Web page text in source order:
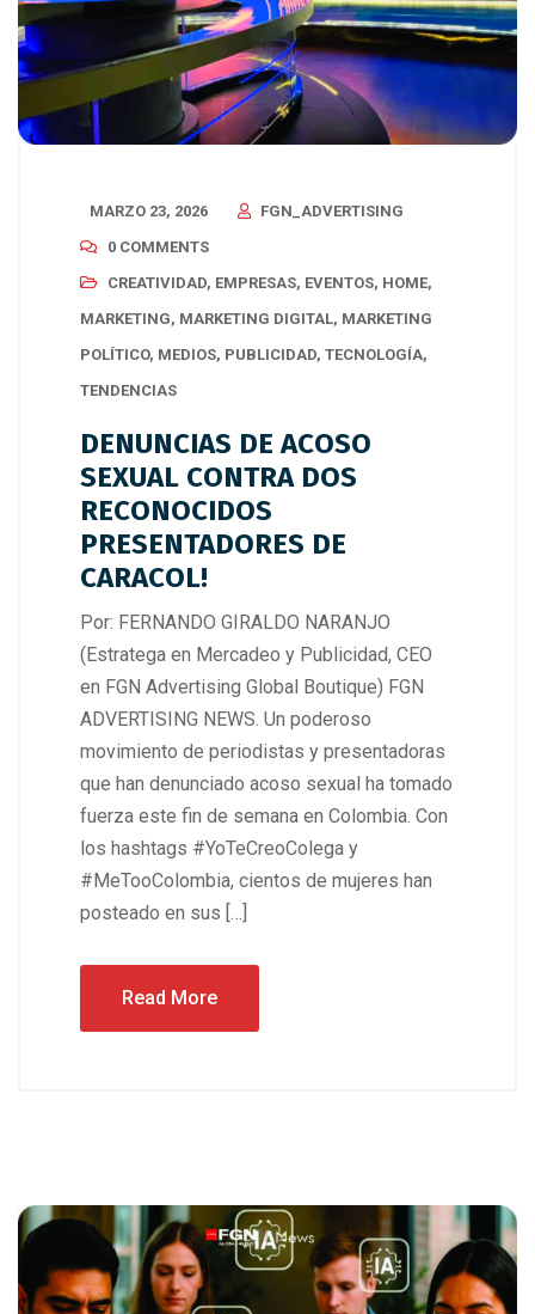
MARZO 23, 2026
FGN_ADVERTISING
0 COMMENTS
CREATIVIDAD, EMPRESAS, EVENTOS, HOME,
MARKETING, MARKETING DIGITAL, MARKETING
POLÍTICO, MEDIOS, PUBLICIDAD, TECNOLOGÍA,
TENDENCIAS
DENUNCIAS DE ACOSO
SEXUAL CONTRA DOS
RECONOCIDOS
PRESENTADORES DE
CARACOL!
Por: FERNANDO GIRALDO NARANJO
(Estratega en Mercadeo y Publicidad, CEO
en FGN Advertising Global Boutique) FGN
ADVERTISING NEWS. Un poderoso
movimiento de periodistas y presentadoras
que han denunciado acoso sexual ha tomado
fuerza este fin de semana en Colombia. Con
los hashtags #YoTeCreoColega y
#MeTooColombia, cientos de mujeres han
posteado en sus […]
Read More